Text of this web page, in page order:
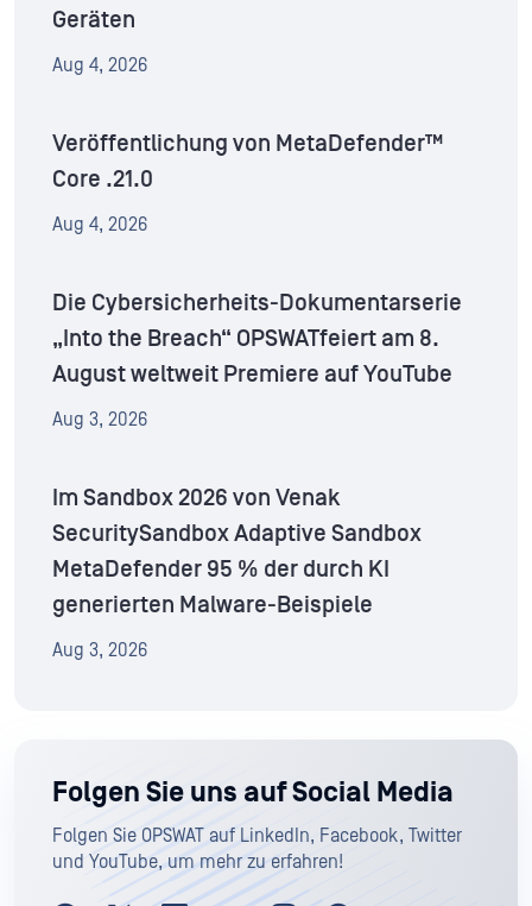
Geräten
Aug 4, 2026
Veröffentlichung von MetaDefender™
Core .21.0
Aug 4, 2026
Die Cybersicherheits-Dokumentarserie
„Into the Breach“ OPSWATfeiert am 8.
August weltweit Premiere auf YouTube
Aug 3, 2026
Im Sandbox 2026 von Venak
SecuritySandbox Adaptive Sandbox
MetaDefender 95 % der durch KI
generierten Malware-Beispiele
Aug 3, 2026
Folgen Sie uns auf Social Media
Folgen Sie OPSWAT auf LinkedIn, Facebook, Twitter
und YouTube, um mehr zu erfahren!